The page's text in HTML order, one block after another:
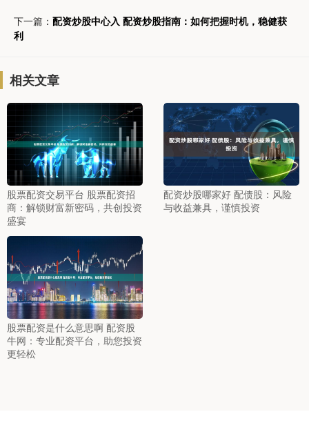
下一篇： 配资炒股中心入 配资炒股指南：如何把握时机，稳健获
利
相关文章
股票配资交易平台 股票配资招
商：解锁财富新密码，共创投资
盛宴
配资炒股哪家好 配债股：风险
与收益兼具，谨慎投资
股票配资是什么意思啊 配资股
牛网：专业配资平台，助您投资
更轻松